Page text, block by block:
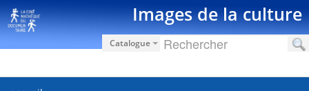
Zum Inhalt wechseln Images de la culture
Catalogue